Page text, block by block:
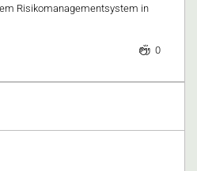
Ri­si­ko­ma­nage­ment­sy­stem in
0